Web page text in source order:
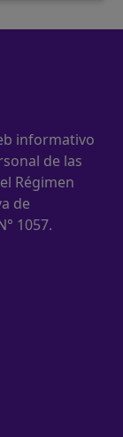
informativo
de las
Régimen
de
1057.